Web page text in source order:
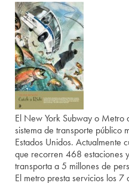
El New York Subway o Metro
sistema de transporte público
Estados Unidos. Actualmente
que recorren 468 estaciones
transporta a 5 millones de
El metro presta servicios los 7